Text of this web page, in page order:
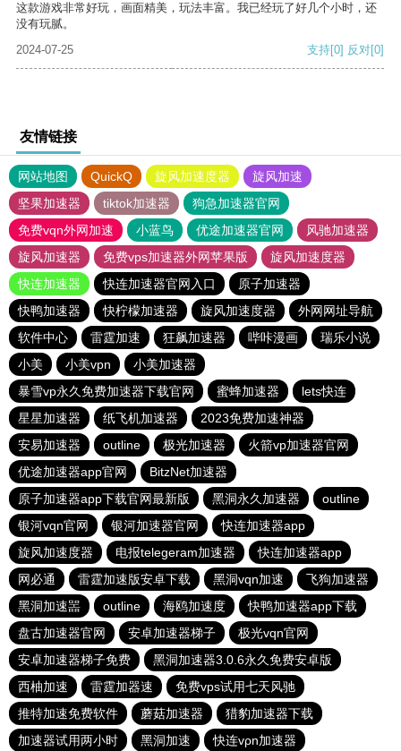
这款游戏非常好玩，画面精美，玩法丰富。我已经玩了好几个小时，还
没有玩腻。
2024-07-25
支持[0] 反对[0]
友情链接
网站地图 QuickQ 旋风加速度器
旋风加速
坚果加速器
tiktok加速器
狗急加速器官网
免费vqn外网加速
小蓝鸟 优途加速器官网
风驰加速器
旋风加速器
免费vps加速器外网苹果版
旋风加速度器
快连加速器
快连加速器官网入口
原子加速器
快鸭加速器
快柠檬加速器 旋风加速度器
外网网址导航
软件中心
雷霆加速 狂飙加速器 哔咔漫画
瑞乐小说
小美
小美vpn
小美加速器
暴雪vp永久免费加速器下载官网
蜜蜂加速器
lets快连
星星加速器
纸飞机加速器
2023免费加速神器
安易加速器
outline 极光加速器
火箭vp加速器官网
优途加速器app官网
BitzNet加速器
原子加速器app下载官网最新版
黑洞永久加速器
outline
银河vqn官网
银河加速器官网
快连加速器app
旋风加速度器
电报telegeram加速器
快连加速器app
网必通
雷霆加速版安卓下载 黑洞vqn加速
飞狗加速器
黑洞加速噐
outline 海鸥加速度
快鸭加速器app下载
盘古加速器官网
安卓加速器梯子
极光vqn官网
安卓加速器梯子免费
黑洞加速器3.0.6永久免费安卓版
西柚加速
雷霆加器速
免费vps试用七天风驰
推特加速免费软件
蘑菇加速器
猎豹加速器下载
加速器试用两小时
黑洞加速 快连vρn加速器